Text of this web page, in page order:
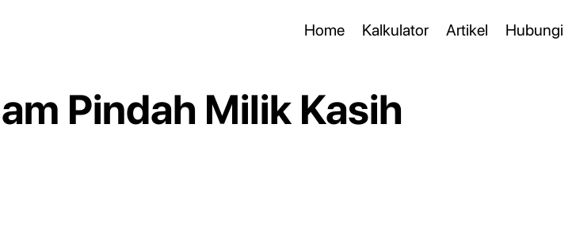
Home Kalkulator Artikel Hubungi
Pindah Milik Kasih